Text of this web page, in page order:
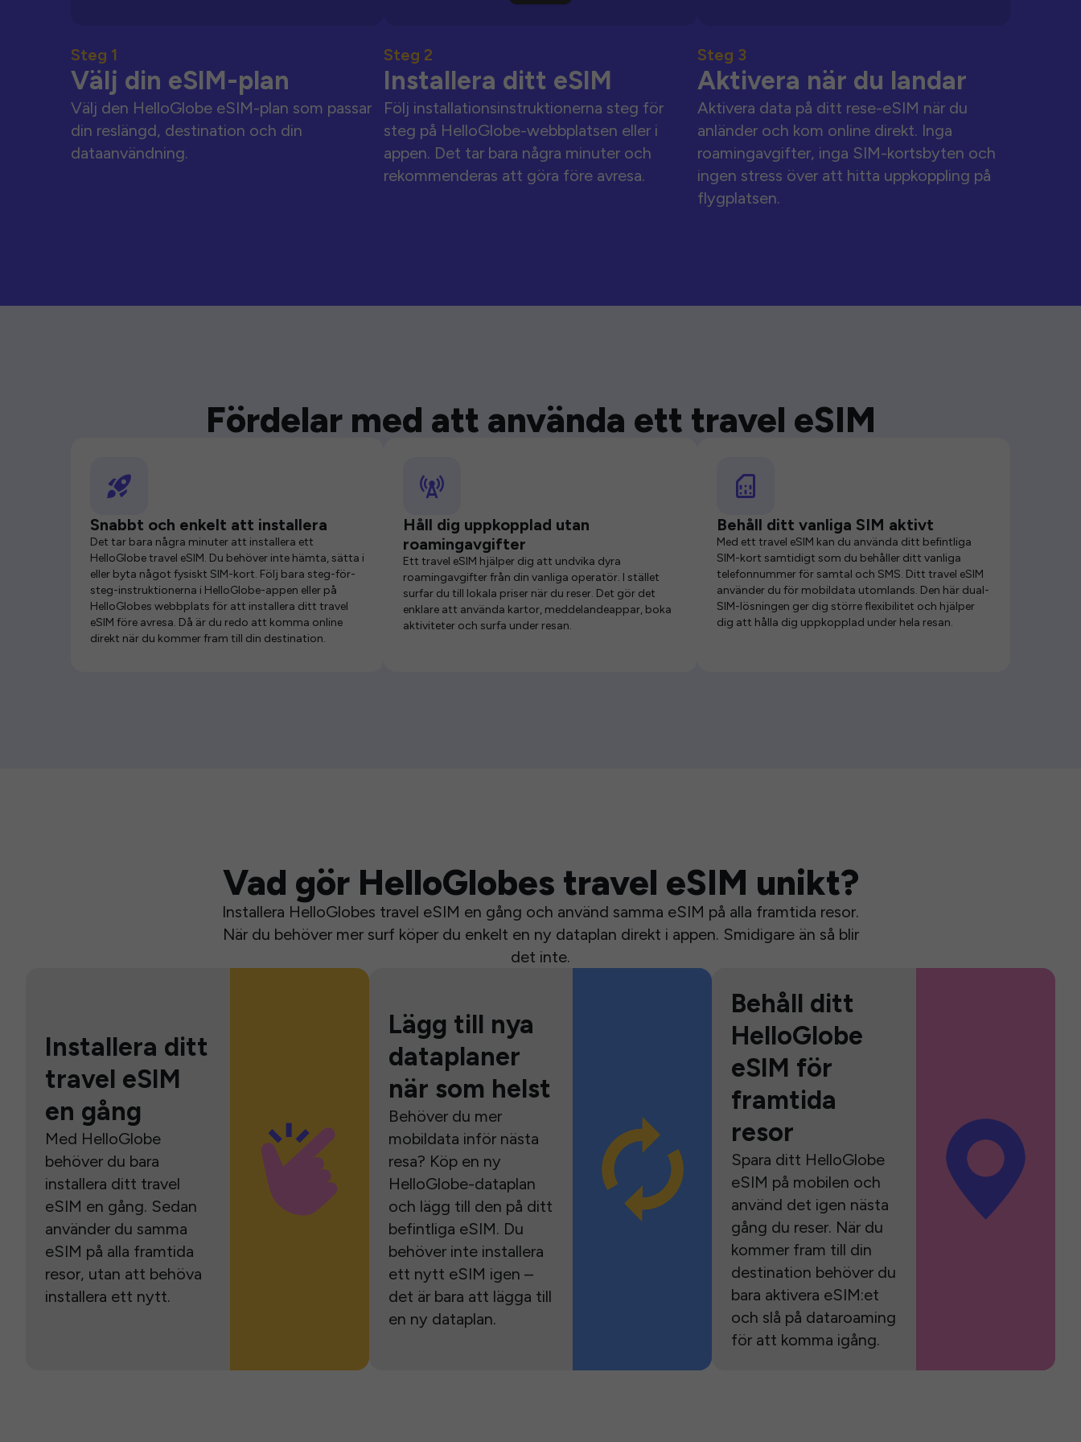
Steg 1
Välj din eSIM-plan
Välj den HelloGlobe eSIM-plan som passar
din reslängd, destination och din
dataanvändning.
Steg 2
Installera ditt eSIM
Följ installationsinstruktionerna steg för
steg på HelloGlobe-webbplatsen eller i
appen. Det tar bara några minuter och
rekommenderas att göra före avresa.
Steg 3
Aktivera när du landar
Aktivera data på ditt rese-eSIM när du
anländer och kom online direkt. Inga
roamingavgifter, inga SIM-kortsbyten och
ingen stress över att hitta uppkoppling på
flygplatsen.
Fördelar med att använda ett travel eSIM
Snabbt och enkelt att installera
Det tar bara några minuter att installera ett
HelloGlobe travel eSIM. Du behöver inte hämta, sätta i
eller byta något fysiskt SIM-kort. Följ bara steg-för-
steg-instruktionerna i HelloGlobe-appen eller på
HelloGlobes webbplats för att installera ditt travel
eSIM före avresa. Då är du redo att komma online
direkt när du kommer fram till din destination.
Håll dig uppkopplad utan
roamingavgifter
Ett travel eSIM hjälper dig att undvika dyra
roamingavgifter från din vanliga operatör. I stället
surfar du till lokala priser när du reser. Det gör det
enklare att använda kartor, meddelandeappar, boka
aktiviteter och surfa under resan.
Behåll ditt vanliga SIM aktivt
Med ett travel eSIM kan du använda ditt befintliga
SIM-kort samtidigt som du behåller ditt vanliga
telefonnummer för samtal och SMS. Ditt travel eSIM
använder du för mobildata utomlands. Den här dual-
SIM-lösningen ger dig större flexibilitet och hjälper
dig att hålla dig uppkopplad under hela resan.
Vad gör HelloGlobes travel eSIM unikt?
Installera HelloGlobes travel eSIM en gång och använd samma eSIM på alla framtida resor.
När du behöver mer surf köper du enkelt en ny dataplan direkt i appen. Smidigare än så blir
det inte.
Installera ditt
travel eSIM
en gång
Med HelloGlobe
behöver du bara
installera ditt travel
eSIM en gång. Sedan
använder du samma
eSIM på alla framtida
resor, utan att behöva
installera ett nytt.
Lägg till nya
dataplaner
när som helst
Behöver du mer
mobildata inför nästa
resa? Köp en ny
HelloGlobe-dataplan
och lägg till den på ditt
befintliga eSIM. Du
behöver inte installera
ett nytt eSIM igen –
det är bara att lägga till
en ny dataplan.
Behåll ditt
HelloGlobe
eSIM för
framtida
resor
Spara ditt HelloGlobe
eSIM på mobilen och
använd det igen nästa
gång du reser. När du
kommer fram till din
destination behöver du
bara aktivera eSIM:et
och slå på dataroaming
för att komma igång.